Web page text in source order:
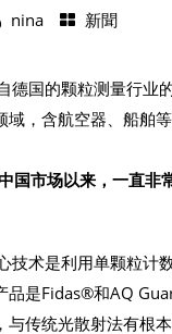
nina 新聞
德国的颗粒测量行业
域，含航空器、船舶
国市场以来，一直非
技术是利用单颗粒计
品是Fidas®和AQ
与传统光散射法有根